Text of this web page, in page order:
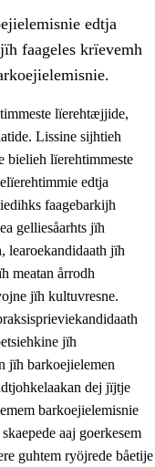
edtja
faageles krïevemh
lïerehtæjjide,
Lissine sijhtieh
bielieh lïerehtimmeste
edtja
faagebarkijh
gelliesåarhts jïh
learoekandidaath jïh
meatan årrodh
jïh kultuvresne.
jïh
jïh barkoejielemen
dej jïjtje
barkoejielemisnie
aaj goerkesem
guhtem ryöjrede båetije